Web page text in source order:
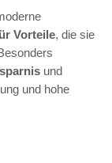
Vorteile, die sie
und
und hohe